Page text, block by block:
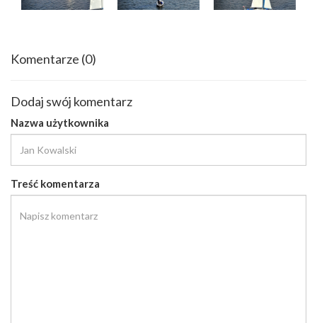
Komentarze (0)
Dodaj swój komentarz
Nazwa użytkownika
Treść komentarza